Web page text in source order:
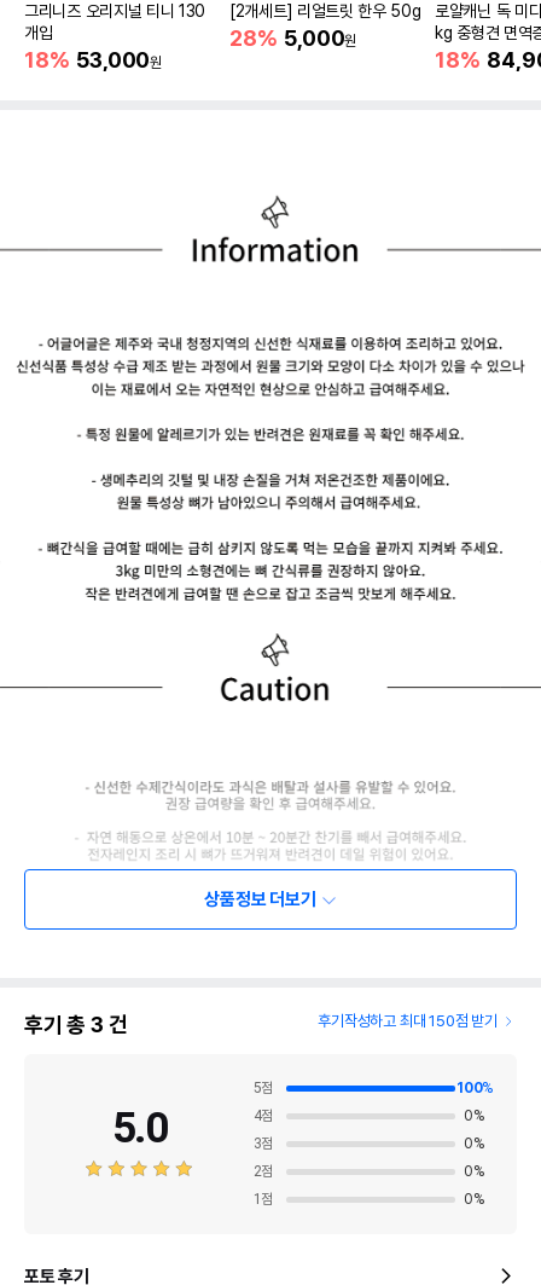
그리니즈 오리지널 티니 130
개입
18% 53,000원
[2개세트] 리얼트릿 한우 50g
28% 5,000원
로얄캐닌 독 미
kg 중형견 면역
18%
상품정보 더보기
후기 총 3 건 후기작성하고 최대 150점 받기
5.0
5점 100%
4점 0%
3점 0%
2점 0%
1 점 0%
포토 후기